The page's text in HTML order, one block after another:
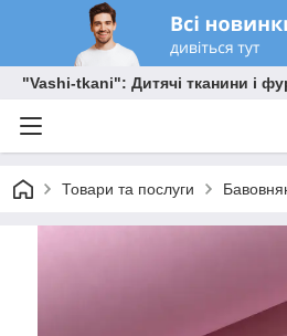
"Vashi-tkani": Дитячі тканини і
Товари та послуги